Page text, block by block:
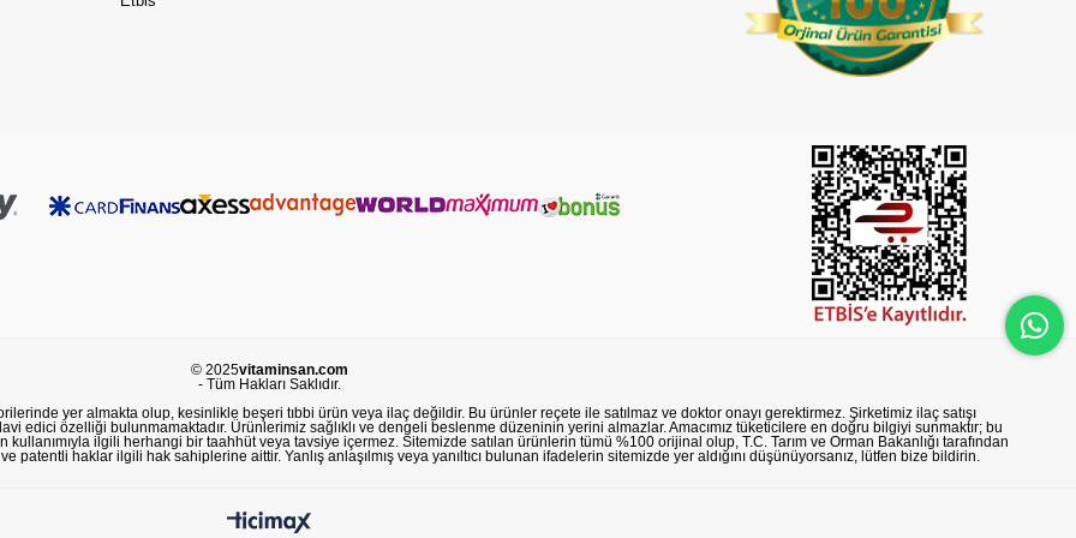
© 2025vitaminsan.com
- Tüm Hakları Saklıdır.
yer almakta olup, kesinlikle beşeri tıbbi ürün veya ilaç değildir. Bu ürünler reçete ile satılmaz ve doktor onayı gerektirmez. Şirketimiz ilaç satışı
edici özelliği bulunmamaktadır. Ürünlerimiz sağlıklı ve dengeli beslenme düzeninin yerini almazlar. Amacımız tüketicilere en doğru bilgiyi sunmaktır; bu
ilgili herhangi bir taahhüt veya tavsiye içermez. Sitemizde satılan ürünlerin tümü %100 orijinal olup, T.C. Tarım ve Orman Bakanlığı tarafından
patentli haklar ilgili hak sahiplerine aittir. Yanlış anlaşılmış veya yanıltıcı bulunan ifadelerin sitemizde yer aldığını düşünüyorsanız, lütfen bize bildirin.